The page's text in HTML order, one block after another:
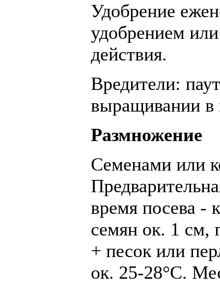
Удобрение
удобрением
действия.
Вредители:
выращивании
Размножение
Семенами или
время посева -
семян ок. 1 см,
+ песок или
ок. 25-28°С.